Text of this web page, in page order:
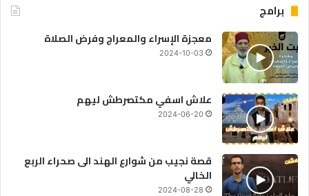
برامج
معجزة الإسراء والمعراج وفرض الصلاة
2024-10-03
علاش اسفي مكتصرطش ليهم
2024-06-20
قصة نجيب من شوارع الهند الى صحراء الربع
الخالي
2024-08-28